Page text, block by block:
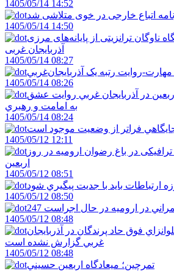
1405/05/14 14:52
اتباع خارجی در خوی متلاشی شد
1405/05/14 14:50
دستگاه ناوگان ترانزیتی از پایانه‌های مرزی
آذربایجان ‌غربی
1405/05/14 08:27
روايت رتبه يک آذربايجان‌غربي
1405/05/14 08:26
در آذربايجان غربي روايت عشق
به امامت و رهبري
1405/05/14 08:24
فراتر از وضعيت موجود است
1405/05/12 12:11
در باغ رضوان ارومیه در روز
اربعین
1405/05/12 08:51
ارتباطات بايد با جديت پيگيري شود
1405/05/12 08:50
عمراني در اروميه در حال اجراست
1405/05/12 08:48
فوق حاد پرندگان در آذربايجان
غربي گزارش نشده است
1405/05/12 08:48
تمرچين؛ ميعادگاه اربعين حسيني